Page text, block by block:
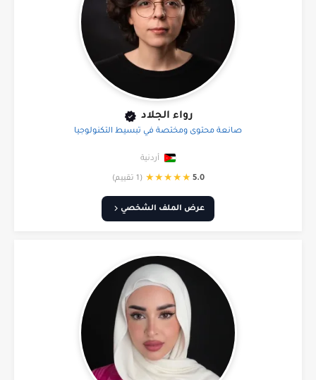
رواء الجلاد
صانعة محتوى ومختصة في تبسيط التكنولوجيا
أردنية
5.0
★
★
★
★
★ (1 تقييم)
عرض الملف الشخصي